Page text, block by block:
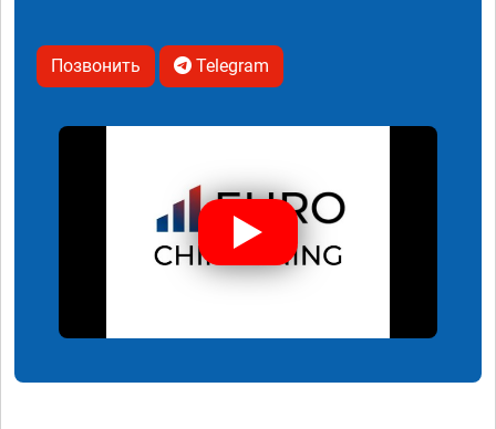
Позвонить Telegram